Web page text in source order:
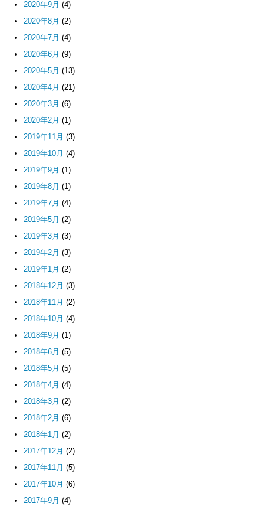
2020年9月 (4)
2020年8月 (2)
2020年7月 (4)
2020年6月 (9)
2020年5月 (13)
2020年4月 (21)
2020年3月 (6)
2020年2月 (1)
2019年11月 (3)
2019年10月 (4)
2019年9月 (1)
2019年8月 (1)
2019年7月 (4)
2019年5月 (2)
2019年3月 (3)
2019年2月 (3)
2019年1月 (2)
2018年12月 (3)
2018年11月 (2)
2018年10月 (4)
2018年9月 (1)
2018年6月 (5)
2018年5月 (5)
2018年4月 (4)
2018年3月 (2)
2018年2月 (6)
2018年1月 (2)
2017年12月 (2)
2017年11月 (5)
2017年10月 (6)
2017年9月 (4)